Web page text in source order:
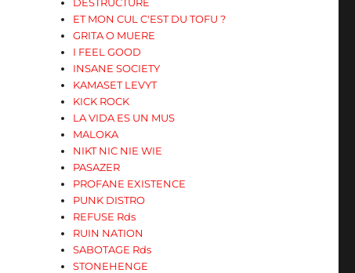
ET MON CUL C'EST DU TOFU ?
GRITA O MUERE
I FEEL GOOD
INSANE SOCIETY
KAMASET LEVYT
KICK ROCK
LA VIDA ES UN MUS
MALOKA
NIKT NIC NIE WIE
PASAZER
PROFANE EXISTENCE
PUNK DISTRO
REFUSE Rds
RUIN NATION
SABOTAGE Rds
STONEHENGE